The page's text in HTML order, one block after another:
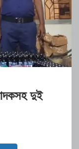
দুই